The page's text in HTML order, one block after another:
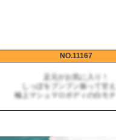
NO.11167
足元がお気に入り！
しっぽをブンブン振って甘
極上マシュマロボディの白モ